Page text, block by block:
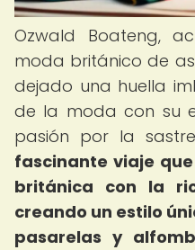
Ozwald Boateng,
moda británico de
dejado una huella
de la moda con su
pasión por la
fascinante viaje
británica con la
creando un estilo
pasarelas y